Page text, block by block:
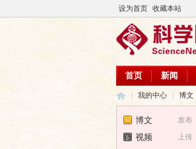
设为首页 收藏本站
首页 新闻
›
我的中心 博文
发布
博文
上传
视频